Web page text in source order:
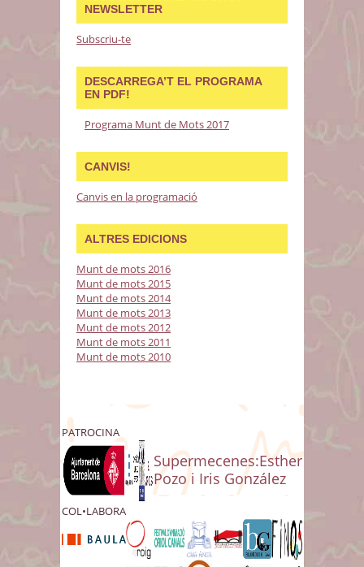
NEWSLETTER
Subscriu-te
DESCARREGA’T EL PROGRAMA
EN PDF!
Programa Munt de Mots 2017
CANVIS!
Canvis en la programació
ALTRES EDICIONS
Munt de mots 2016
Munt de mots 2015
Munt de mots 2014
Munt de mots 2013
Munt de mots 2012
Munt de mots 2011
Munt de mots 2010
PATROCINA
Supermecenes:Esther
Pozo i Iris González
COL•LABORA